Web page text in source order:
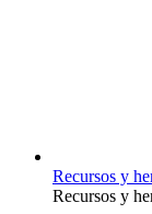
Recursos y
Recursos y